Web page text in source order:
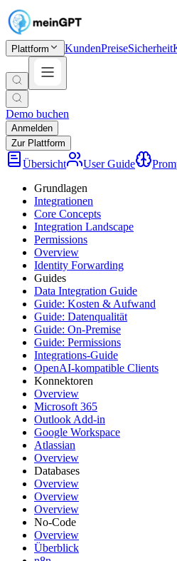
Plattform KundenPreiseSicherheit
Demo buchen
Anmelden
Zur Plattform
Übersicht User Guide
Grundlagen
Integrationen
Core Concepts
Integration Landscape
Permissions
Overview
Identity Forwarding
Guides
Data Integration Guide
Guide: Kosten & Aufwand
Guide: Datenqualität
Guide: On-Premise
Guide: Permissions
Integrations-Guide
OpenAI-kompatible Clients
Konnektoren
Overview
Microsoft 365
Outlook Add-in
Google Workspace
Atlassian
Overview
Databases
Overview
Overview
Overview
No-Code
Overview
Überblick